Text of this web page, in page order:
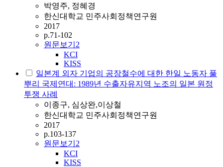
박영주, 정혜경
한신대학교 민주사회정책연구원
2017
p.71-102
원문보기 2
KCI
KISS
일본계 외자 기업의 공장철수에 대한 한일 노동자 풀
뿌리 국제연대: 1989년 수출자유지역 노조의 일본 원정
투쟁 사례
이종구, 심상완,이상철
한신대학교 민주사회정책연구원
2017
p.103-137
원문보기 2
KCI
KISS